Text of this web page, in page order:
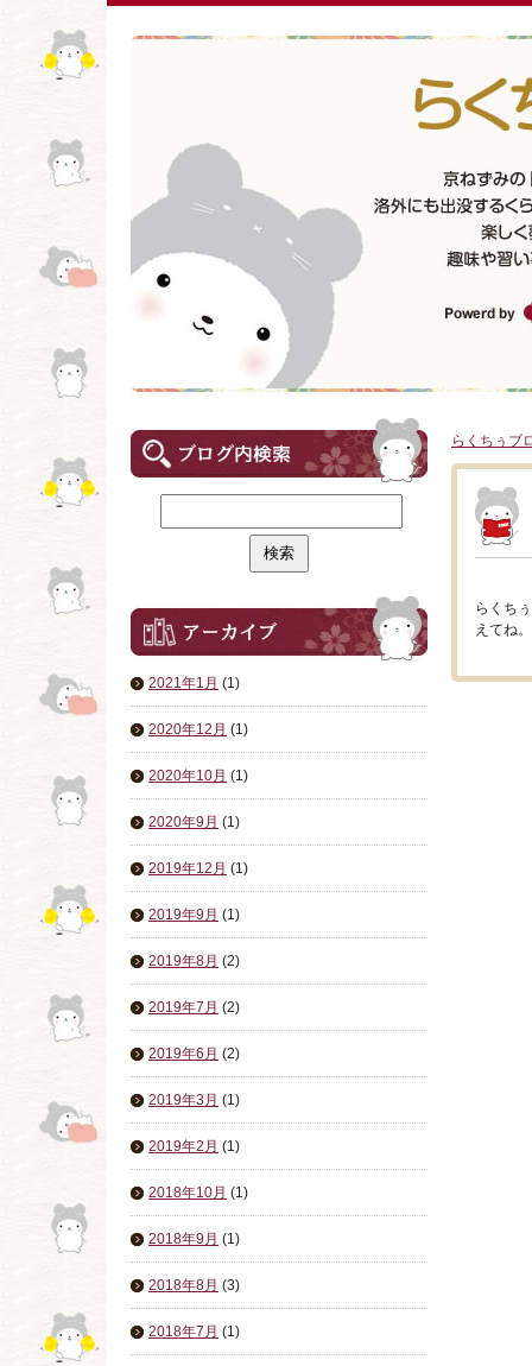
2021年1月 (1)
2020年12月 (1)
2020年10月 (1)
2020年9月 (1)
2019年12月 (1)
2019年9月 (1)
2019年8月 (2)
2019年7月 (2)
2019年6月 (2)
2019年3月 (1)
2019年2月 (1)
2018年10月 (1)
2018年9月 (1)
2018年8月 (3)
2018年7月 (1)
らくちぅブ
らくち
えてね